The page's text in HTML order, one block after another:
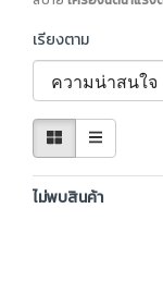
เรียงตาม
ไม่พบสินค้า